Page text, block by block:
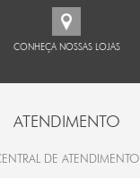
CONHEÇA NOSSAS LOJAS
ATENDIMENTO
DE ATENDIMENTO